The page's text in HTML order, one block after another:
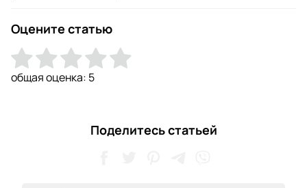
Оцените статью
общая оценка: 5
Поделитесь статьей